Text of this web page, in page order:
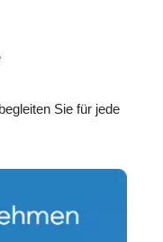
Sie für jede